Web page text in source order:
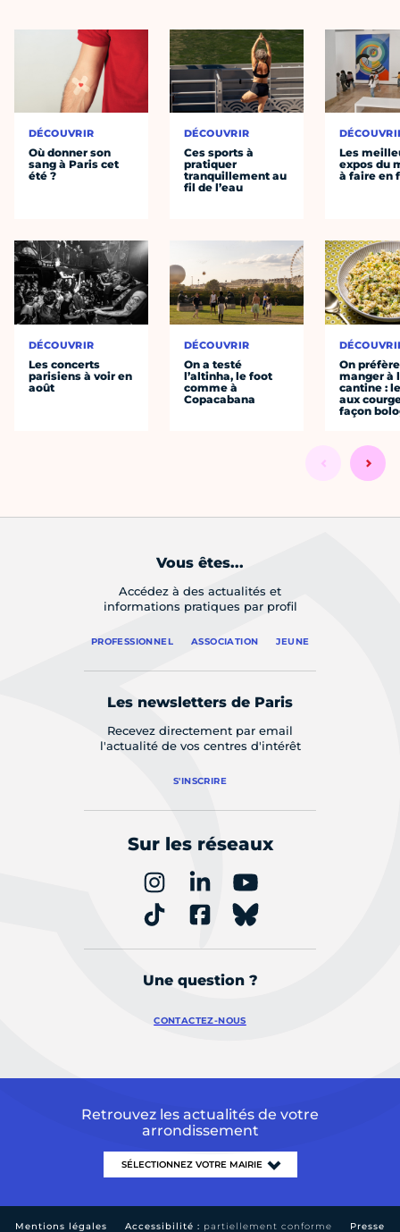
DÉCOUVRIR
Où donner son
sang à Paris cet
été ?
DÉCOUVRIR
Les concerts
parisiens à voir en
août
DÉCOUVRIR
Ces sports à
pratiquer
tranquillement au
fil de l’eau
DÉCOUVRIR
On a testé
l’altinha, le foot
comme à
Copacabana
Les
expos du
à faire en
On préfère
manger à
cantine :
aux
façon
Vous êtes...
Accédez à des actualités et
informations pratiques par profil
PROFESSIONNEL ASSOCIATION JEUNE
Les newsletters de Paris
Recevez directement par email
l'actualité de vos centres d'intérêt
S'INSCRIRE
Sur les réseaux
Une question ?
CONTACTEZ-NOUS
Retrouvez les actualités de votre
arrondissement
Mentions légales Accessibilité : partiellement conforme Presse